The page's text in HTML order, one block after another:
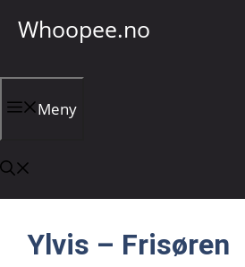
Whoopee.no
Meny
Ylvis – Frisøren